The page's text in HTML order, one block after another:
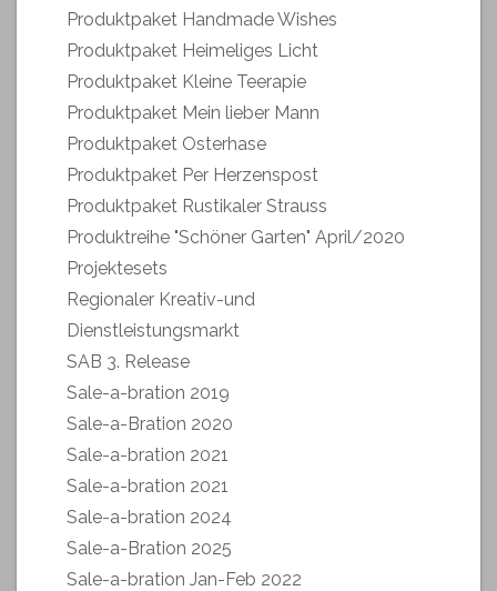
Produktpaket Handmade Wishes
Produktpaket Heimeliges Licht
Produktpaket Kleine Teerapie
Produktpaket Mein lieber Mann
Produktpaket Osterhase
Produktpaket Per Herzenspost
Produktpaket Rustikaler Strauss
Produktreihe "Schöner Garten" April/2020
Projektesets
Regionaler Kreativ-und
Dienstleistungsmarkt
SAB 3. Release
Sale-a-bration 2019
Sale-a-Bration 2020
Sale-a-bration 2021
Sale-a-bration 2021
Sale-a-bration 2024
Sale-a-Bration 2025
Sale-a-bration Jan-Feb 2022